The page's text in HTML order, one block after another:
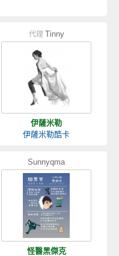
代理 Tinny
伊薩米勒
伊薩米勒酷卡
Sunnyqma
怪醫黑傑克